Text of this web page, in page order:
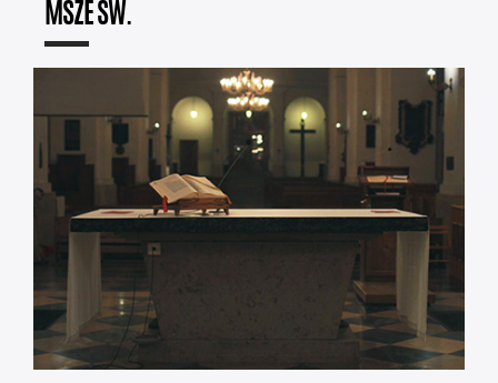
MSZE ŚW.